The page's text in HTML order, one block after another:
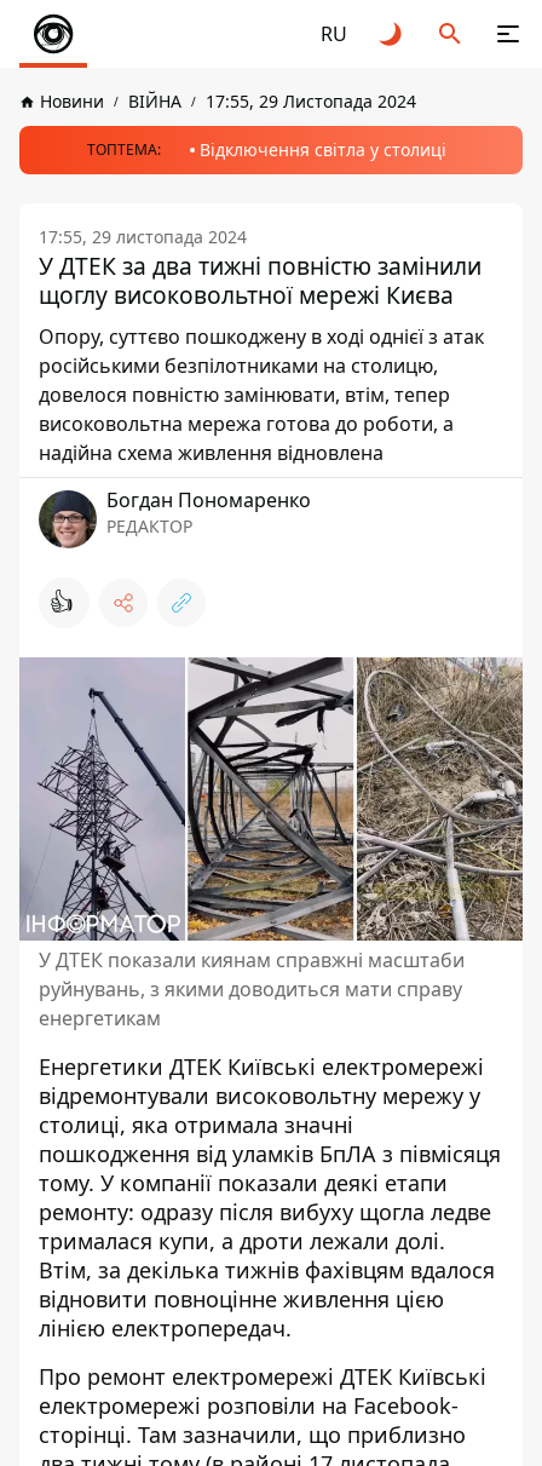
RU
Новини ВІЙНА 17:55, 29 Листопада 2024
ТОПТЕМА: Відключення світла у столиці
17:55, 29 листопада 2024
У ДТЕК за два тижні повністю замінили
щоглу високовольтної мережі Києва
Опору, суттєво пошкоджену в ході однієї з атак
російськими безпілотниками на столицю,
довелося повністю замінювати, втім, тепер
високовольтна мережа готова до роботи, а
надійна схема живлення відновлена
Богдан Пономаренко
РЕДАКТОР
👍
У ДТЕК показали киянам справжні масштаби
руйнувань, з якими доводиться мати справу
енергетикам
Енергетики ДТЕК Київські електромережі
відремонтували високовольтну мережу у
столиці, яка отримала значні
пошкодження від уламків БпЛА з півмісяця
тому. У компанії показали деякі етапи
ремонту: одразу після вибуху щогла ледве
трималася купи, а дроти лежали долі.
Втім, за декілька тижнів фахівцям вдалося
відновити повноцінне живлення цією
лінією електропередач.
Про ремонт електромережі ДТЕК Київські
електромережі розповіли на Facebook-
сторінці. Там зазначили, що приблизно